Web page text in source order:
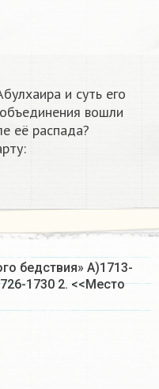
и суть его
вошли
её распада?
бедствия» А)1713-
1730 2. <<Место